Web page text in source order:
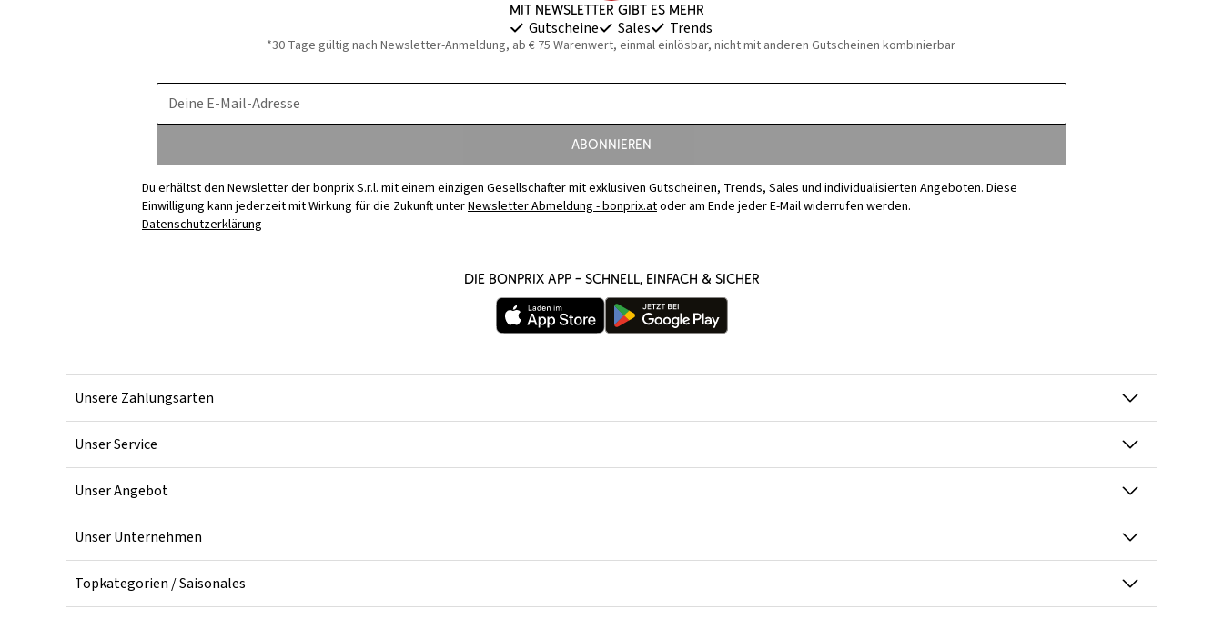
Mit Newsletter gibt es mehr
Gutscheine Sales Trends
*30 Tage gültig nach Newsletter-Anmeldung, ab € 75 Warenwert, einmal einlösbar, nicht mit anderen Gutscheinen kombinierbar
Deine E-Mail-Adresse
Abonnieren
Du erhältst den Newsletter der bonprix S.r.l. mit einem einzigen Gesellschafter mit exklusiven Gutscheinen, Trends, Sales und individualisierten Angeboten. Diese
Einwilligung kann jederzeit mit Wirkung für die Zukunft unterNewsletter Abmeldung - bonprix.atoder am Ende jeder E-Mail widerrufen werden.
Datenschutzerklärung
Die bonprix App – schnell, einfach & sicher
Unsere Zahlungsarten
Unser Service
Unser Angebot
Unser Unternehmen
Topkategorien / Saisonales